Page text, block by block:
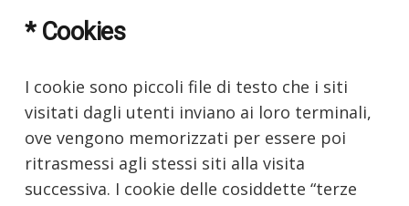
* Cookies
I cookie sono piccoli file di testo che i siti
visitati dagli utenti inviano ai loro terminali,
ove vengono memorizzati per essere poi
ritrasmessi agli stessi siti alla visita
successiva. I cookie delle cosiddette “terze